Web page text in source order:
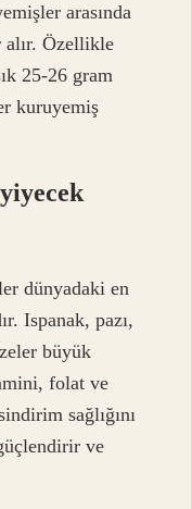
arasında
alır. Özellikle
25-26 gram
kuruyemiş
dünyadaki en
Ispanak, pazı,
büyük
folat ve
sağlığını
ve